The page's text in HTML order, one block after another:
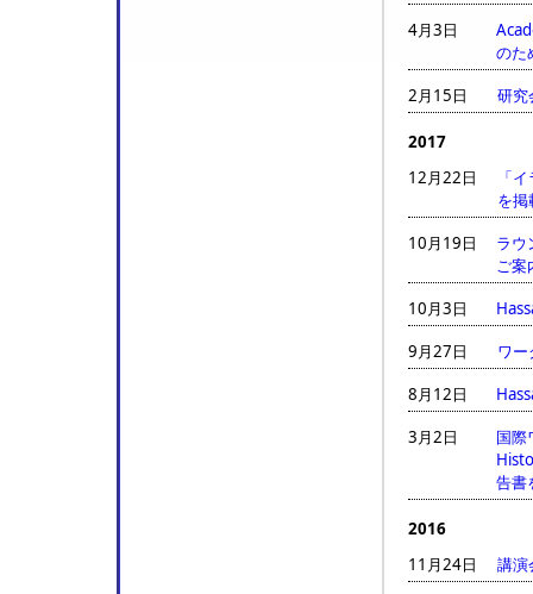
4月3日
のた
2月15日
研究
2017
12月22日
「
を掲
10月19日
ラ
ご案
10月3日
9月27日
ワ
8月12日
3月2日
国
告書
2016
11月24日
講演